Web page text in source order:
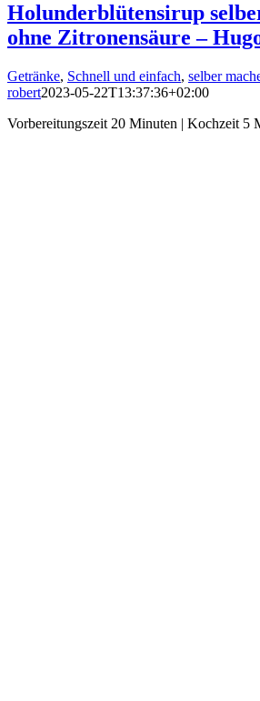
Holunderblütensirup
ohne Zitronensäure –
Getränke, Schnell und einfach, selber
robert2023-05-22T13:37:36+02:00
Vorbereitungszeit 20 Minuten | Kochzeit 5